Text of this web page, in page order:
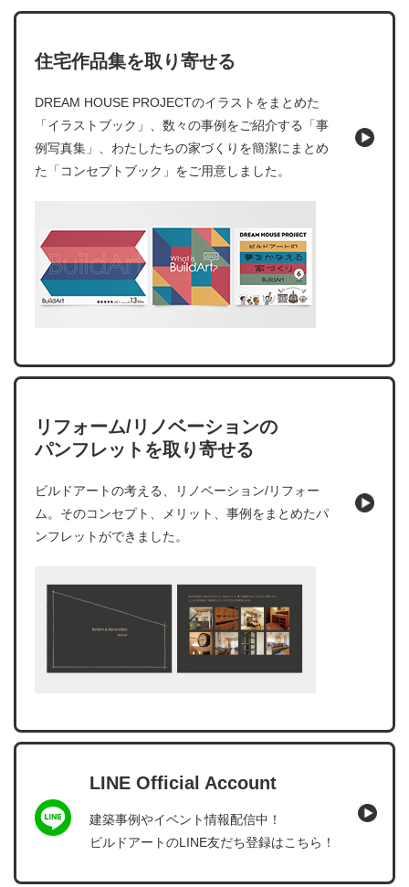
住宅作品集を取り寄せる
DREAM HOUSE PROJECTのイラストをまとめた
「イラストブック」、数々の事例をご紹介する「事
例写真集」、わたしたちの家づくりを簡潔にまとめ
た「コンセプトブック」をご用意しました。
リフォーム/リノベーションの
パンフレットを取り寄せる
ビルドアートの考える、リノベーション/リフォー
ム。そのコンセプト、メリット、事例をまとめたパ
ンフレットができました。
LINE Official Account
建築事例やイベント情報配信中！
ビルドアートのLINE友だち登録はこちら！